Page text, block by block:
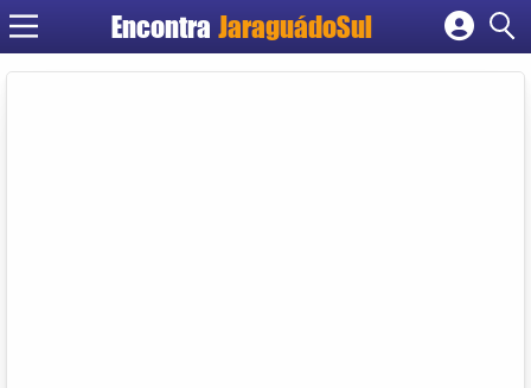
Encontra JaraguádoSul
Cadastrar empresa